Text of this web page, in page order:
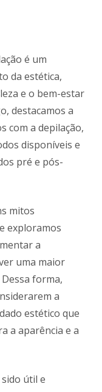
é um
da estética,
e o bem-estar
destacamos a
com a depilação,
disponíveis e
pré e pós-
mitos
exploramos
a
uma maior
forma,
a
estético que
a aparência e a
útil e